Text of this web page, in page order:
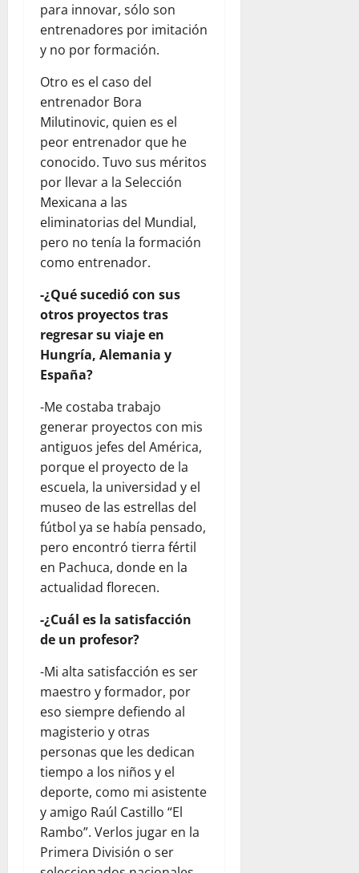
para innovar, sólo son
entrenadores por imitación
y no por formación.
Otro es el caso del
entrenador Bora
Milutinovic, quien es el
peor entrenador que he
conocido. Tuvo sus méritos
por llevar a la Selección
Mexicana a las
eliminatorias del Mundial,
pero no tenía la formación
como entrenador.
-¿Qué sucedió con sus
otros proyectos tras
regresar su viaje en
Hungría, Alemania y
España?
-Me costaba trabajo
generar proyectos con mis
antiguos jefes del América,
porque el proyecto de la
escuela, la universidad y el
museo de las estrellas del
fútbol ya se había pensado,
pero encontró tierra fértil
en Pachuca, donde en la
actualidad florecen.
-¿Cuál es la satisfacción
de un profesor?
-Mi alta satisfacción es ser
maestro y formador, por
eso siempre defiendo al
magisterio y otras
personas que les dedican
tiempo a los niños y el
deporte, como mi asistente
y amigo Raúl Castillo “El
Rambo”. Verlos jugar en la
Primera División o ser